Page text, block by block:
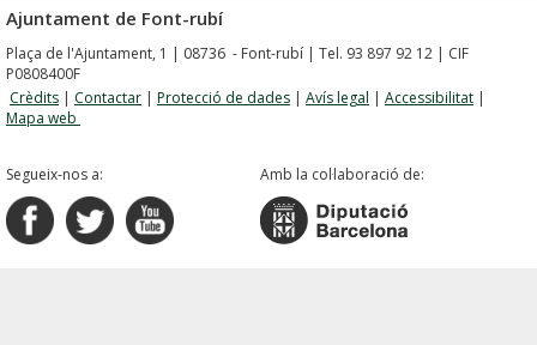
Ajuntament de Font-rubí
Plaça de l'Ajuntament, 1 | 08736 - Font-rubí | Tel. 93 897 92 12 | CIF
P0808400F
Crèdits | Contactar | Protecció de dades | Avís legal | Accessibilitat |
Mapa web
Segueix-nos a: Amb la col·laboració de: